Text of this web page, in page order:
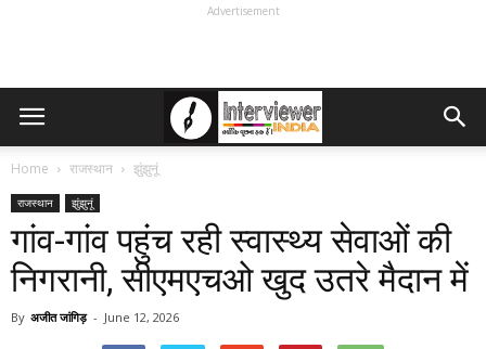
Advertisement
Home राजस्थान झुंझुनूं
राजस्थान झुंझुनूं
गांव-गांव पहुंच रही स्वास्थ्य सेवाओं की
निगरानी, सीएमएचओ खुद उतरे मैदान में
By अजीत जांगिड़ - June 12, 2026